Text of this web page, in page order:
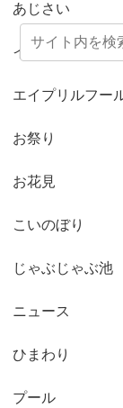
あじさい
イルミネーショ
エイプリルフー
お祭り
お花見
こいのぼり
じゃぶじゃぶ池
ニュース
ひまわり
プール